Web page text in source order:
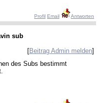
Profil Email Antworten
sub
[Beitrag Admin melden]
des Subs bestimmt